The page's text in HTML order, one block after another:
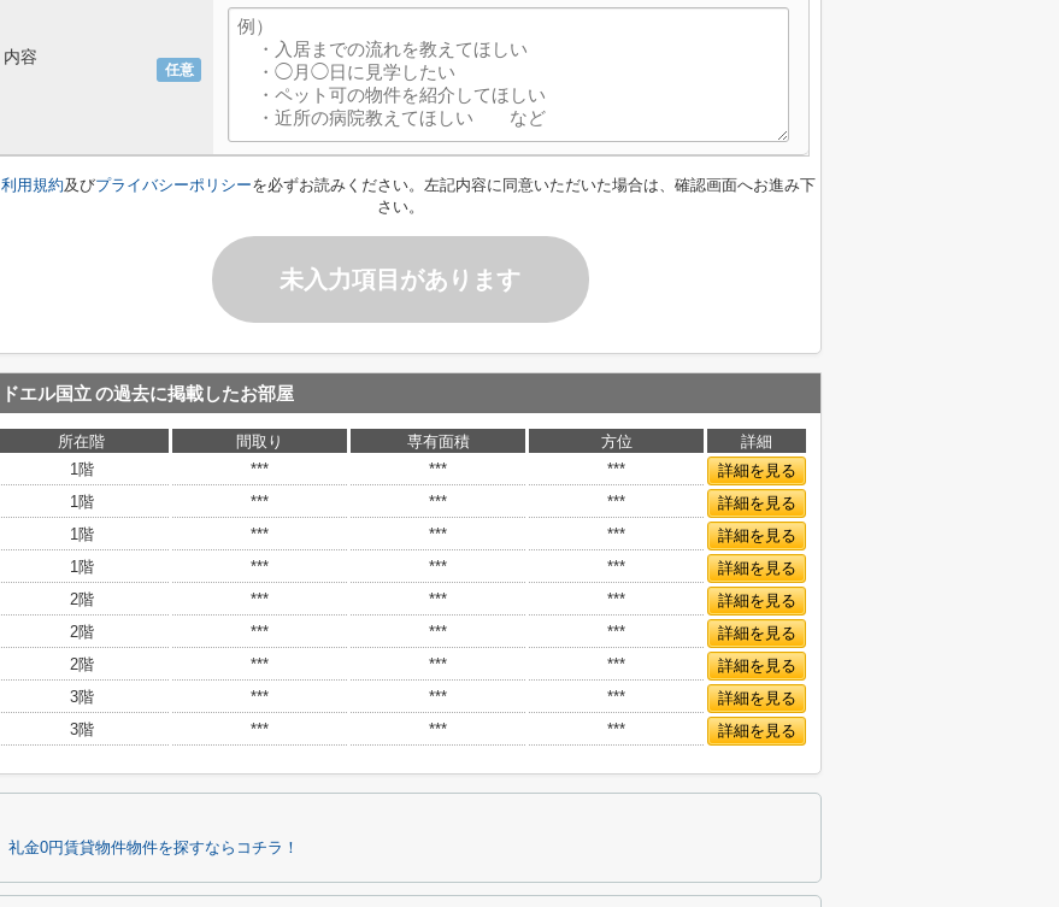
任意
内容
利用規約及びプライバシーポリシーを必ずお読みください。左記内容に同意いただいた場合は、確認画面へお進み下
さい。
未入力項目があります
ドエル国立 の過去に掲載したお部屋
所在階 間取り 専有面積 方位
詳細
1階
*** *** ***
詳細を見る
1階
*** *** ***
詳細を見る
1階
*** *** ***
詳細を見る
1階
*** *** ***
詳細を見る
2階
*** *** ***
詳細を見る
2階
*** *** ***
詳細を見る
2階
*** *** ***
詳細を見る
3階
*** *** ***
詳細を見る
3階
*** *** *** 詳細を見る
礼金0円賃貸物件物件を探すならコチラ！